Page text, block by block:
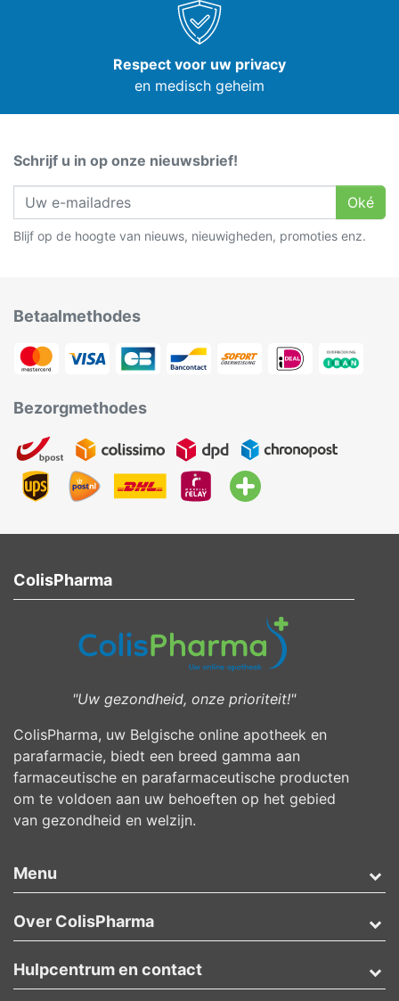
Respect voor uw privacy
en medisch geheim
Schrijf u in op onze nieuwsbrief!
Oké
Blijf op de hoogte van nieuws, nieuwigheden, promoties enz.
Betaalmethodes
Bezorgmethodes
ColisPharma
"Uw gezondheid, onze prioriteit!"
ColisPharma, uw Belgische online apotheek en
parafarmacie, biedt een breed gamma aan
farmaceutische en parafarmaceutische producten
om te voldoen aan uw behoeften op het gebied
van gezondheid en welzijn.
Menu
Over ColisPharma
Hulpcentrum en contact